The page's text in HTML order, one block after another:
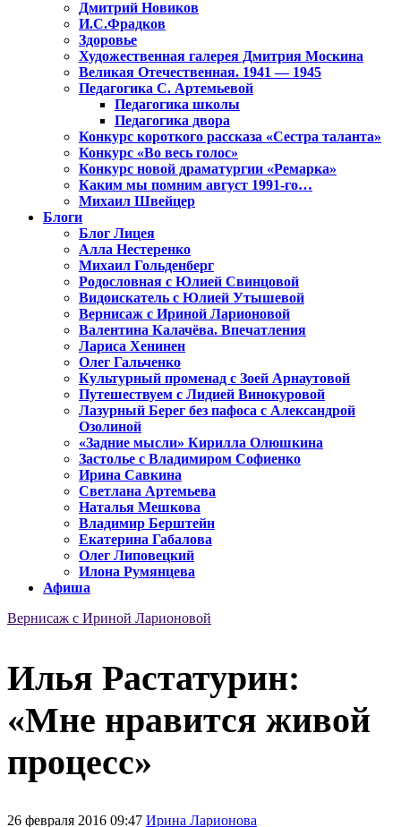
Дмитрий Новиков
И.С.Фрадков
Здоровье
Художественная галерея Дмитрия Москина
Великая Отечественная. 1941 — 1945
Педагогика С. Артемьевой
Педагогика школы
Педагогика двора
Конкурс короткого рассказа «Сестра таланта»
Конкурс «Во весь голос»
Конкурс новой драматургии «Ремарка»
Каким мы помним август 1991-го…
Михаил Швейцер
Блоги
Блог Лицея
Алла Нестеренко
Михаил Гольденберг
Родословная с Юлией Свинцовой
Видоискатель с Юлией Утышевой
Вернисаж с Ириной Ларионовой
Валентина Калачёва. Впечатления
Лариса Хенинен
Олег Гальченко
Культурный променад с Зоей Арнаутовой
Путешествуем с Лидией Винокуровой
Лазурный Берег без пафоса с Александрой
Озолиной
«Задние мысли» Кирилла Олюшкина
Застолье с Владимиром Софиенко
Ирина Савкина
Светлана Артемьева
Наталья Мешкова
Владимир Берштейн
Екатерина Габалова
Олег Липовецкий
Илона Румянцева
Афиша
Вернисаж с Ириной Ларионовой
Илья Растатурин:
«Мне нравится живой
процесс»
26 февраля 2016 09:47 Ирина Ларионова